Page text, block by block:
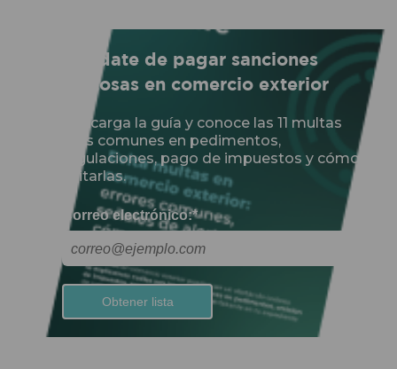
Olvídate de pagar sanciones
costosas en comercio exterior
Descarga la guía y conoce las 11 multas
más comunes en pedimentos,
regulaciones, pago de impuestos y cómo
evitarlas.
Correo electrónico:*